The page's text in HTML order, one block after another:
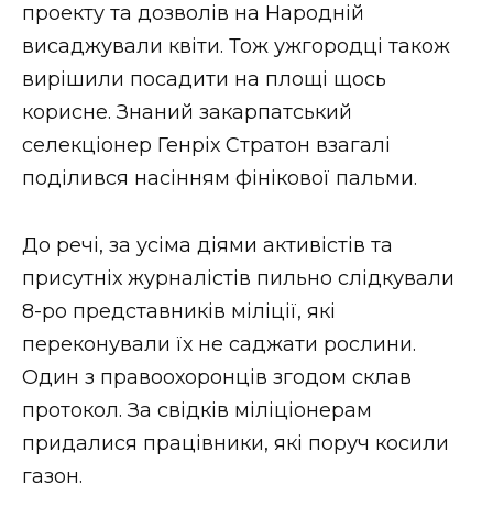
проекту та дозволів на Народній
висаджували квіти. Тож ужгородці також
вирішили посадити на площі щось
корисне. Знаний закарпатський
селекціонер Генріх Стратон взагалі
поділився насінням фінікової пальми.
До речі, за усіма діями активістів та
присутніх журналістів пильно слідкували
8-ро представників міліції, які
переконували їх не саджати рослини.
Один з правоохоронців згодом склав
протокол. За свідків міліціонерам
придалися працівники, які поруч косили
газон.